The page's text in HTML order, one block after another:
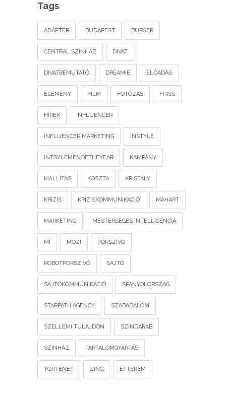
Tags
ADAPTÉR BUDAPEST BURGER
CENTRAL SZÍNHÁZ DIVAT
DIVATBEMUTATÓ DREAMIE ELŐADÁS
ESEMÉNY FILM FOTÓZÁS FRISS
HÍREK INFLUENCER
INFLUENCER MARKETING INSTYLE
INTSYLEMENOFTHEYEAR KAMPÁNY
KIÁLLÍTÁS KOSZTA KRISTÁLY
KRÍZIS KRÍZISKOMMUNIKÁCIÓ MAHART
MARKETING MESTERSÉGES INTELLIGENCIA
MI MOZI PORSZÍVÓ
ROBOTPORSZÍVÓ SAJTÓ
SAJTÓKOMMUNIKÁCIÓ SPANYOLORSZAG
STARPATH AGENCY SZABADALOM
SZELLEMI TULAJDON SZÍNDARAB
SZÍNHÁZ TARTALOMGYÁRTÁS
TÖRTÉNET ZING ÉTTEREM